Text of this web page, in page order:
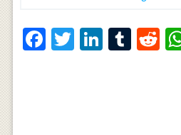
Facebook
Twitter